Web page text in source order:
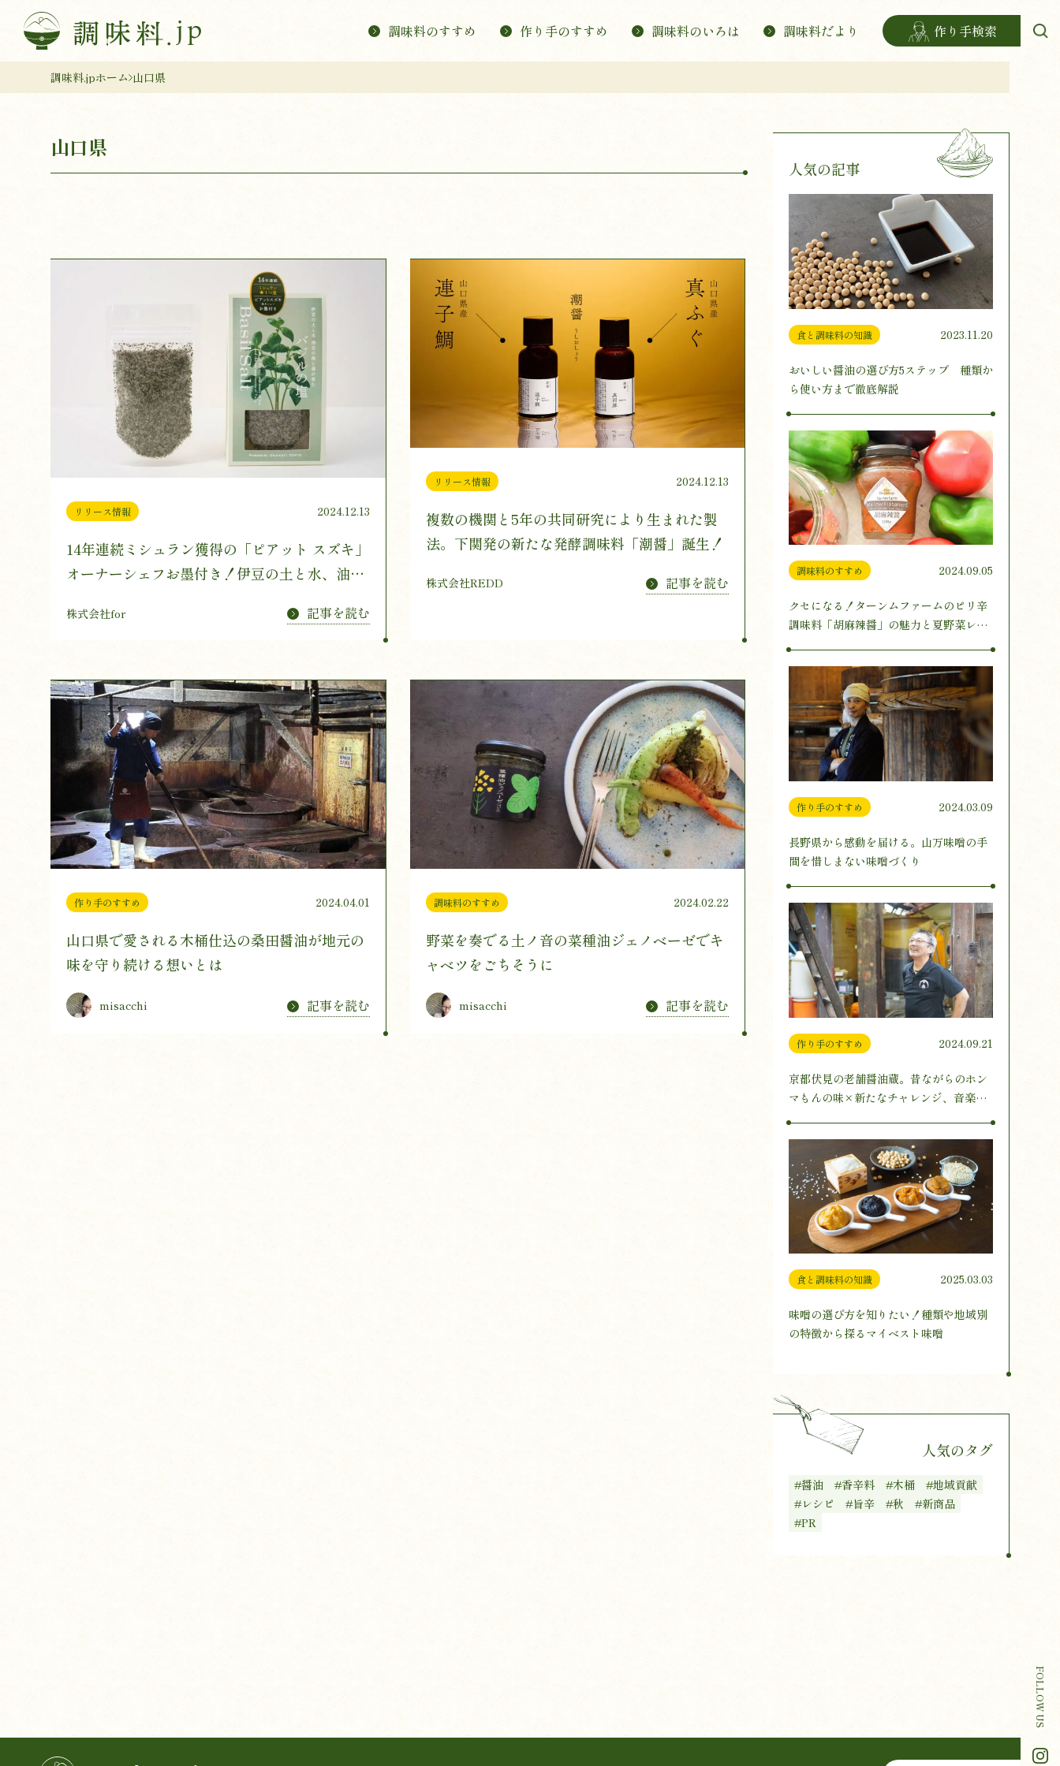
調味料のすすめ 作り手のすすめ 調味料のいろは 調味料だより 作り手検索
FOLLOW US
調味料.jpホーム 山口県
山口県
リリース情報 2024.12.13
14年連続ミシュラン獲得の「ピアット スズキ」
オーナーシェフお墨付き！伊豆の土と水、油谷
売。シェフ監修の“簡単本格クリスマスレシ
株式会社for 記事を読む
リリース情報 2024.12.13
複数の機関と5年の共同研究により生まれた製
法。下関発の新たな発酵調味料「潮醤」誕生！
株式会社REDD 記事を読む
作り手のすすめ 2024.04.01
山口県で愛される木桶仕込の桑田醤油が地元の
味を守り続ける想いとは
misacchi 記事を読む
調味料のすすめ 2024.02.22
野菜を奏でる土ノ音の菜種油ジェノベーゼでキ
ャベツをごちそうに
misacchi 記事を読む
人気の記事
食と調味料の知識 2023.11.20
おいしい醤油の選び方5ステップ 種類か
ら使い方まで徹底解説
調味料のすすめ 2024.09.05
クセになる！ターンムファームのピリ辛
調味料「胡麻辣醤」の魅力と夏野菜レシ
ピ3選をご紹介
作り手のすすめ 2024.03.09
長野県から感動を届ける。山万味噌の手
間を惜しまない味噌づくり
作り手のすすめ 2024.09.21
京都伏見の老舗醤油蔵。昔ながらのホン
マもんの味×新たなチャレンジ、音楽醸
食と調味料の知識 2025.03.03
味噌の選び方を知りたい！種類や地域別
の特徴から探るマイベスト味噌
人気のタグ
#醤油 #香辛料 #木桶
#地域貢献
#レシピ
#旨辛 #秋
#新商品
#PR